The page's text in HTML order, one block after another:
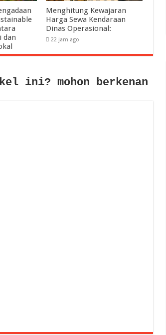
dan
Menghitung Kewajaran
Harga Sewa Kendaraan
Dinas Operasional:
22 jam ago
ini? mohon berkenan